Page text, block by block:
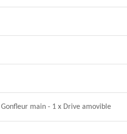
main - 1 x Drive amovible